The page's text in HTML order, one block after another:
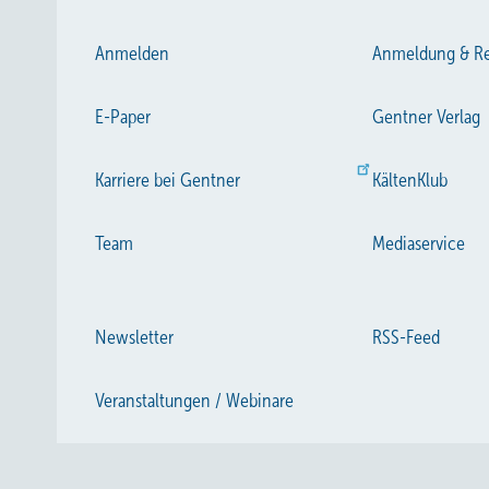
Anmelden Anmeldung &
E-Paper Gentner Verlag
Karriere bei Gentner KältenKlub
Team Mediaservice
Newsletter RSS-Feed
Veranstaltungen / Webinare